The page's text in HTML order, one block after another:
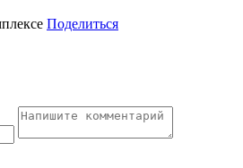
Поделиться